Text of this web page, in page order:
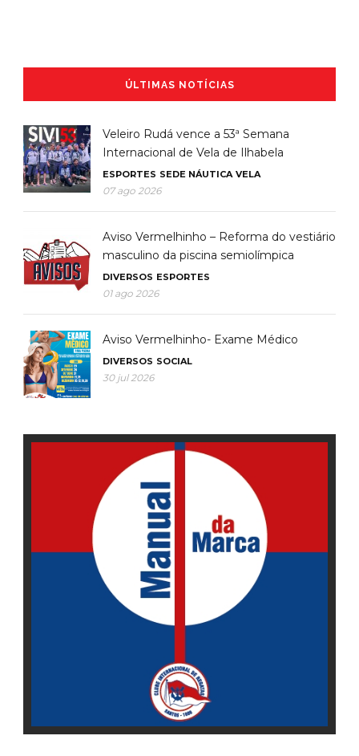
ÚLTIMAS NOTÍCIAS
Veleiro Rudá vence a 53ª Semana
Internacional de Vela de Ilhabela
ESPORTES SEDE NÁUTICA VELA
07 ago 2026
Aviso Vermelhinho – Reforma do vestiário
masculino da piscina semiolímpica
DIVERSOS ESPORTES
01 ago 2026
Aviso Vermelhinho- Exame Médico
DIVERSOS SOCIAL
30 jul 2026